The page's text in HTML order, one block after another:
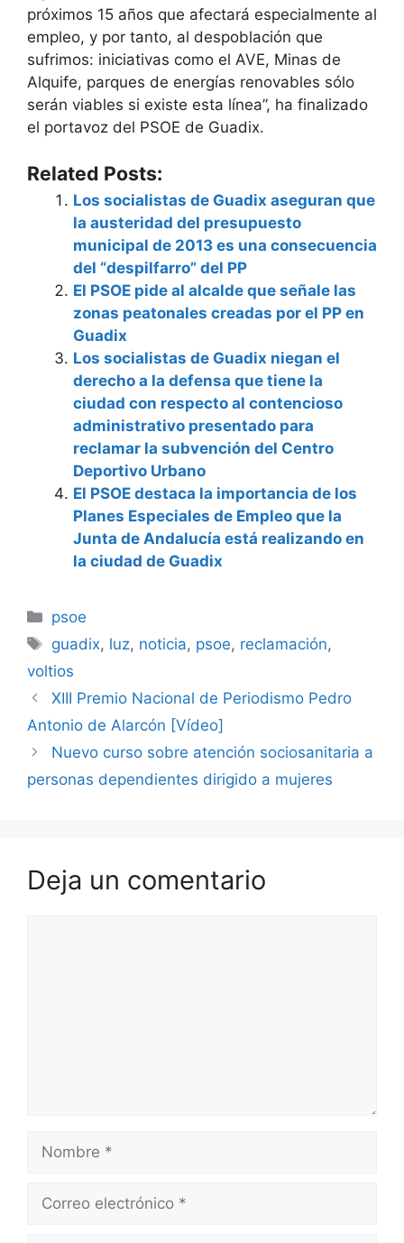
próximos 15 años que afectará especialmente al
empleo, y por tanto, al despoblación que
sufrimos: iniciativas como el AVE, Minas de
Alquife, parques de energías renovables sólo
serán viables si existe esta línea”, ha finalizado
el portavoz del PSOE de Guadix.
Related Posts:
Los socialistas de Guadix aseguran que
la austeridad del presupuesto
municipal de 2013 es una consecuencia
del “despilfarro” del PP
El PSOE pide al alcalde que señale las
zonas peatonales creadas por el PP en
Guadix
Los socialistas de Guadix niegan el
derecho a la defensa que tiene la
ciudad con respecto al contencioso
administrativo presentado para
reclamar la subvención del Centro
Deportivo Urbano
El PSOE destaca la importancia de los
Planes Especiales de Empleo que la
Junta de Andalucía está realizando en
la ciudad de Guadix
Categorías
psoe
Etiquetas
guadix, luz, noticia, psoe, reclamación,
voltios
XIII Premio Nacional de Periodismo Pedro
Antonio de Alarcón [Vídeo]
Nuevo curso sobre atención sociosanitaria a
personas dependientes dirigido a mujeres
Deja un comentario
electrónico